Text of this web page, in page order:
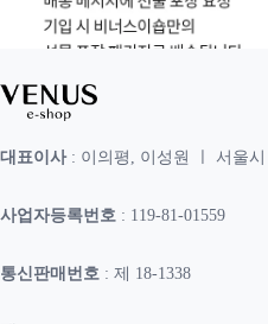
대표이사: 이의평, 이성원 ㅣ 서울
사업자등록번호 : 119-81-01559
통신판매번호 : 제 18-1338